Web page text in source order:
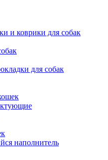
и коврики для собак
для собак
наполнитель